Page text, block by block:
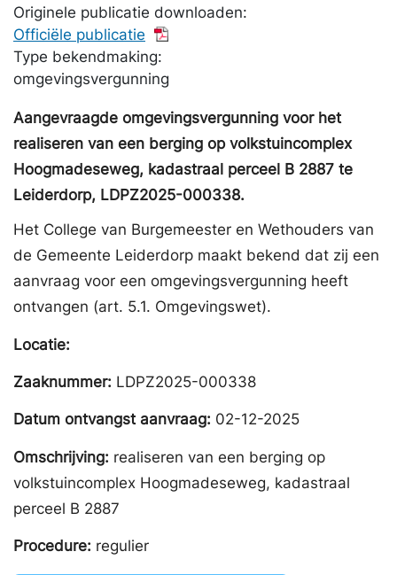
Originele publicatie downloaden:
Officiële publicatie
Type bekendmaking:
omgevingsvergunning
Aangevraagde omgevingsvergunning voor het
realiseren van een berging op volkstuincomplex
Hoogmadeseweg, kadastraal perceel B 2887 te
Leiderdorp, LDPZ2025-000338.
Het College van Burgemeester en Wethouders van
de Gemeente Leiderdorp maakt bekend dat zij een
aanvraag voor een omgevingsvergunning heeft
ontvangen (art. 5.1. Omgevingswet).
Locatie:
Zaaknummer: LDPZ2025-000338
Datum ontvangst aanvraag: 02-12-2025
Omschrijving: realiseren van een berging op
volkstuincomplex Hoogmadeseweg, kadastraal
perceel B 2887
Procedure: regulier